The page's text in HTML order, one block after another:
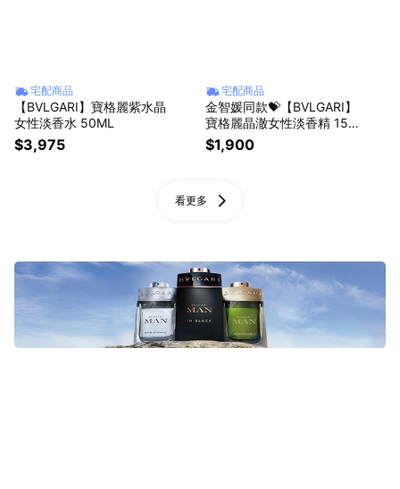
宅配商品
【BVLGARI】寶格麗紫水晶
女性淡香水 50ML
$3,975
宅配商品
金智媛同款💝【BVLGARI】
寶格麗晶澈女性淡香精 15M
L
$1,900
看更多